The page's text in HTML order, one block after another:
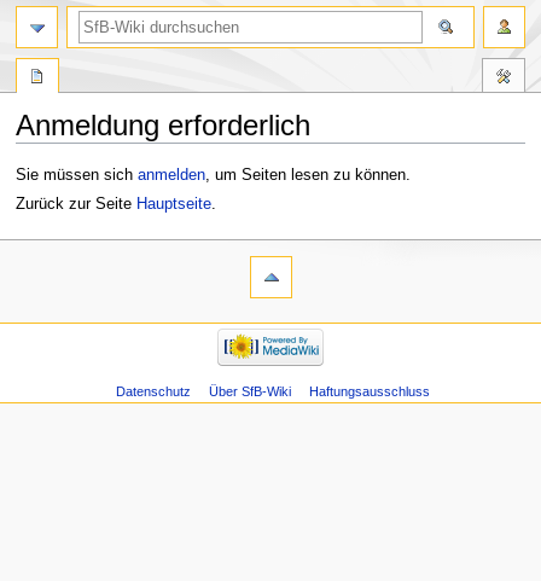
Anmeldung erforderlich
Zur
Navigation
Zur
Suche
Sie müssen sich anmelden, um Seiten lesen zu können.
Zurück zur Seite Hauptseite.
Datenschutz Über SfB-Wiki Haftungsausschluss